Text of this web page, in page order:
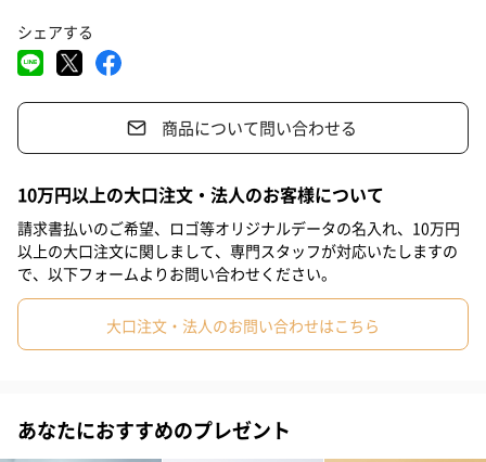
る」想いをこめて
1933年にオランダで設立されたBON TON TOYS（ボントントイ
ズ）は、歴史あるぬいぐるみのメーカー。ぬいぐるみを作ってき
た長きに渡るヒストリーと、子どもたちにもっと幸せになってほ
しいという想いの中から誕生したのが「miffy collection」です。
ものづくりにおいて、第一に子どものしあわせと未来をまもるこ
とを大切にしているBON TON TOYSは、ぬいぐるみを触ったり持
った時の幸福感だけではなく、今と未来の子どもたちが住まう地
サイズ
シェアする
商品について問い合わせる
10万円以上の大口注文・法人のお客様について
請求書払いのご希望、ロゴ等オリジナルデータの名入れ、10万円
以上の大口注文に関しまして、専門スタッフが対応いたしますの
で、以下フォームよりお問い合わせください。
大口注文・法人のお問い合わせはこちら
あなたにおすすめのプレゼント